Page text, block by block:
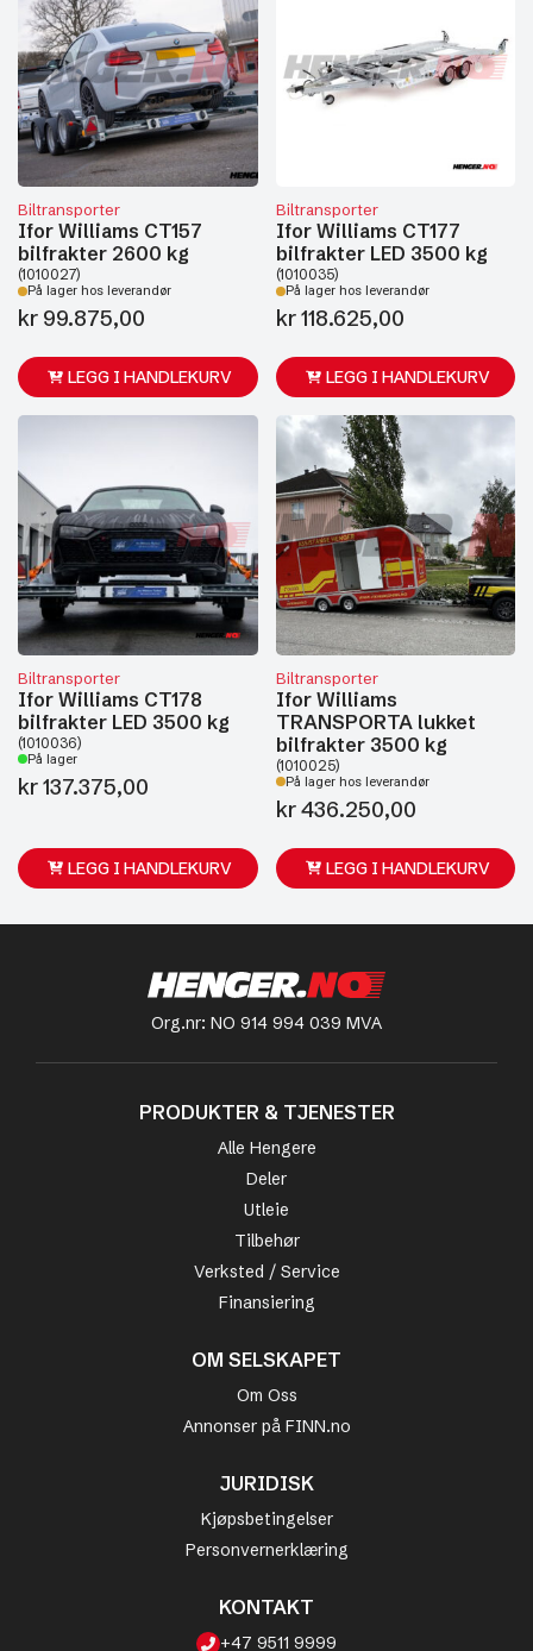
Biltransporter
Ifor Williams CT157
bilfrakter 2600 kg
(1010027)
På lager hos leverandør
kr 99.875,00
LEGG I HANDLEKURV
Biltransporter
Ifor Williams CT177
bilfrakter LED 3500 kg
(1010035)
På lager hos leverandør
kr118.625,00
LEGG I HANDLEKURV
Biltransporter
Ifor Williams CT178
bilfrakter LED 3500 kg
(1010036)
På lager
kr137.375,00
LEGG I HANDLEKURV
Biltransporter
Ifor Williams
TRANSPORTA lukket
bilfrakter 3500 kg
(1010025)
På lager hos leverandør
kr436.250,00
LEGG I HANDLEKURV
Org.nr: NO 914 994 039 MVA
PRODUKTER & TJENESTER
Alle Hengere
Deler
Utleie
Tilbehør
Verksted / Service
Finansiering
OM SELSKAPET
Om Oss
Annonser på FINN.no
JURIDISK
Kjøpsbetingelser
Personvernerklæring
KONTAKT
+47 9511 9999